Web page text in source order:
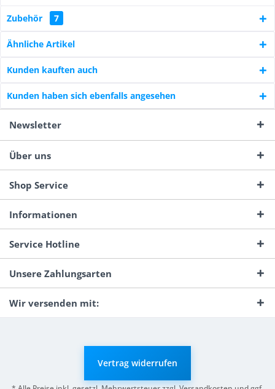
Zubehör 7
Ähnliche Artikel
Kunden kauften auch
Kunden haben sich ebenfalls angesehen
Newsletter
Über uns
Shop Service
Informationen
Service Hotline
Unsere Zahlungsarten
Wir versenden mit:
Vertrag widerrufen